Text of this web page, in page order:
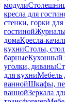
модули
кресла для
стенки, горки
гостиной
домаКресла-
кухниСтолы,
барныеКухонный
уголки, диваны
для кухниМебель
ваннойШкафы,
ваннойЗеркала